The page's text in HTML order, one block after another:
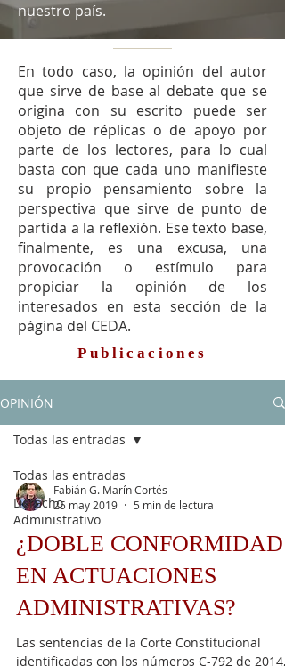
nuestro país.
En todo caso, la opinión del autor
que sirve de base al debate que se
origina con su escrito puede ser
objeto de réplicas o de apoyo por
parte de los lectores, para lo cual
basta con que cada uno manifieste
su propio pensamiento sobre la
perspectiva que sirve de punto de
partida a la reflexión. Ese texto base,
finalmente, es una excusa, una
provocación o estímulo para
propiciar la opinión de los
interesados en esta sección de la
página del CEDA.
Publicaciones
OPINIÓN
Todas las entradas
Derecho
Administrativo
Todas las entradas
Fabián G. Marín Cortés
25 may 2019
5 min de lectura
¿DOBLE CONFORMIDAD
EN ACTUACIONES
ADMINISTRATIVAS?
Las sentencias de la Corte Constitucional
identificadas con los números C-792 de 2014,